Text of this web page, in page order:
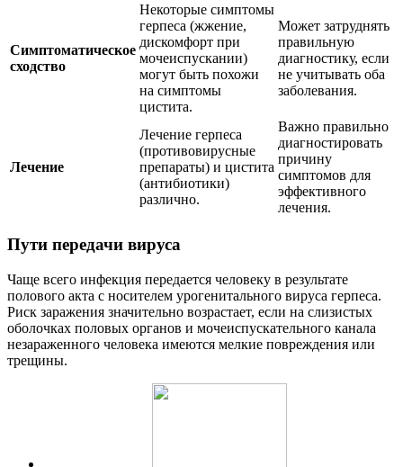
Симптоматическое
сходство
Некоторые симптомы
герпеса (жжение,
дискомфорт при
мочеиспускании)
могут быть похожи
на симптомы
цистита.
Может затруднять
правильную
диагностику, если
не учитывать оба
заболевания.
Лечение
Лечение герпеса
(противовирусные
препараты) и цистита
(антибиотики)
различно.
Важно правильно
диагностировать
причину
симптомов для
эффективного
лечения.
Пути передачи вируса
Чаще всего инфекция передается человеку в результате
полового акта с носителем урогенитального вируса герпеса.
Риск заражения значительно возрастает, если на слизистых
оболочках половых органов и мочеиспускательного канала
незараженного человека имеются мелкие повреждения или
трещины.